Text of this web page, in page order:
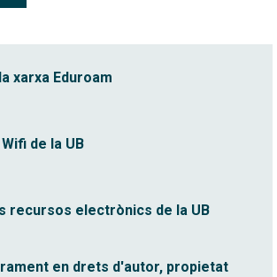
xarxa Eduroam
de la UB
recursos electrònics de la UB
en drets d'autor, propietat